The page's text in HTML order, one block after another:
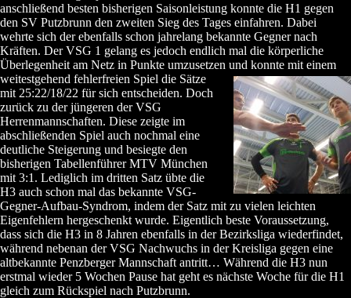
anschließend besten bisherigen Saisonleistung konnte die H1 gegen
den SV Putzbrunn den zweiten Sieg des Tages einfahren. Dabei
wehrte sich der ebenfalls schon jahrelang bekannte Gegner nach
Kräften. Der VSG 1 gelang es jedoch endlich mal die körperliche
Überlegenheit am Netz in Punkte umzusetzen und konnte mit einem
weitestgehend fehlerfreien Spiel die Sätze
mit 25:22/18/22 für sich entscheiden. Doch
zurück zu der jüngeren der VSG
Herrenmannschaften. Diese zeigte im
abschließenden Spiel auch nochmal eine
deutliche Steigerung und besiegte den
bisherigen Tabellenführer MTV München
mit 3:1. Lediglich im dritten Satz übte die
H3 auch schon mal das bekannte VSG-
Gegner-Aufbau-Syndrom, indem der Satz mit zu vielen leichten
Eigenfehlern hergeschenkt wurde. Eigentlich beste Voraussetzung,
dass sich die H3 in 8 Jahren ebenfalls in der Bezirksliga wiederfindet,
während nebenan der VSG Nachwuchs in der Kreisliga gegen eine
altbekannte Penzberger Mannschaft antritt… Während die H3 nun
erstmal wieder 5 Wochen Pause hat geht es nächste Woche für die H1
gleich zum Rückspiel nach Putzbrunn.